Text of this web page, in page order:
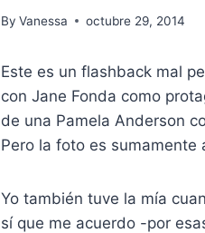
By Vanessa octubre 29, 2014
Este es un flashback mal
con Jane Fonda como
de una Pamela Anderson
Pero la foto es sumamente
Yo también tuve la mía
sí que me acuerdo -por